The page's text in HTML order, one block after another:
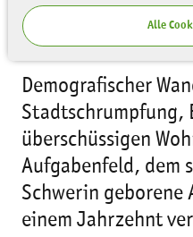
Alle
Demografischer
Stadtschrumpfung,
überschüssigen
Aufgabenfeld, dem
Schwerin geborene
einem Jahrzehnt